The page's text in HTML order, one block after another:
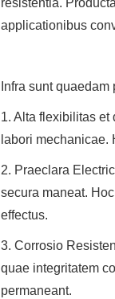
resistentia.
applicationibus
Infra sunt
1. Alta flexibilitas et
labori mechanicae.
2. Praeclara
secura maneat.
effectus.
3. Corrosio
quae integritatem
permaneant.